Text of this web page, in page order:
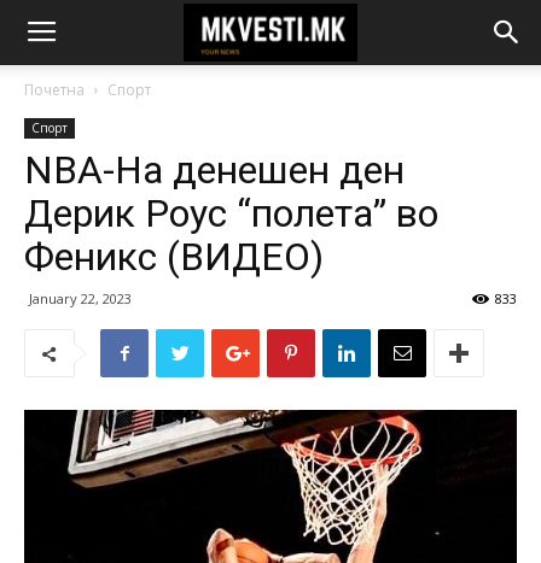
Почетна Спорт
Спорт
NBA-На денешен ден
Дерик Роус “полета” во
Феникс (ВИДЕО)
January 22, 2023 833